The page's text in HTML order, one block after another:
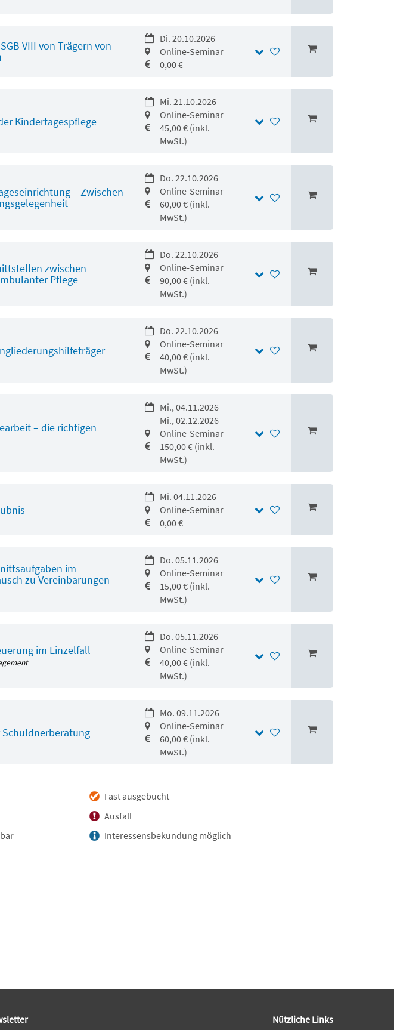
VIII von Trägern von
Di. 20.10.2026
Online-Seminar
0,00 €
Kindertagespflege
Mi. 21.10.2026
Online-Seminar
45,00 € (inkl.
MwSt.)
– Zwischen
Do. 22.10.2026
Online-Seminar
60,00 € (inkl.
MwSt.)
zwischen
Pflege
Do. 22.10.2026
Online-Seminar
90,00 € (inkl.
MwSt.)
Do. 22.10.2026
Online-Seminar
40,00 € (inkl.
MwSt.)
– die richtigen
Mi., 04.11.2026 -
Mi., 02.12.2026
Online-Seminar
150,00 € (inkl.
MwSt.)
Mi. 04.11.2026
Online-Seminar
0,00 €
im
zu Vereinbarungen
Do. 05.11.2026
Online-Seminar
15,00 € (inkl.
MwSt.)
im Einzelfall
Do. 05.11.2026
Online-Seminar
40,00 € (inkl.
MwSt.)
Mo. 09.11.2026
Online-Seminar
60,00 € (inkl.
MwSt.)
Fast ausgebucht
Ausfall
Interessensbekundung möglich
Nützliche Links